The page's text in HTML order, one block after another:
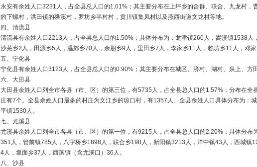
永安有余姓人口3231人，占全县总人口的1.01%；其主要分布在上坪乡的合群、联合、九龙村，
的下螺村，洪田镇的磉溪村，罗坊乡半村村，贡川镇集凤村以及燕西街道文龙村等地。
四、清流县
清流县有余姓人口2213人，占全县总人口的1.50%；具体分布为：龙津镇260人，嵩溪镇1538人
沙芜乡2人，田源乡5人，温郊乡70人，余朋乡9人，里田乡7人，李家乡11人，赖坊乡11人，邓
五、宁化县
宁化县有余姓人口3123人，占全县总人口的0.90%；其主要分布在城区、济村、湖村、泉上、方
六、大田县
大田县余姓人口列全市各县（市、区）的第三位，有5735人，占全县总人口的1.57%；分布在全
庄有7个。全县余姓人口最多的村庄为文江乡的琼口村，有1357人。全县余姓人口具体分布为：
平镇1530人。
七、尤溪县
尤溪县余姓人口列全市各县（市、区）的第一位，有9215人，占全县总人口的2.20%；具体分
351人，管前镇785人，八字桥乡1898人，联合乡198人，新阳镇3213人，洋中镇43人，西城镇
4人，坂面乡37人，西滨镇（含尤溪口）36人。
八、沙县